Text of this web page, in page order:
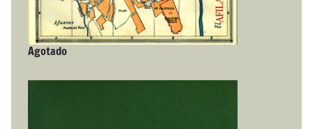
Agotado